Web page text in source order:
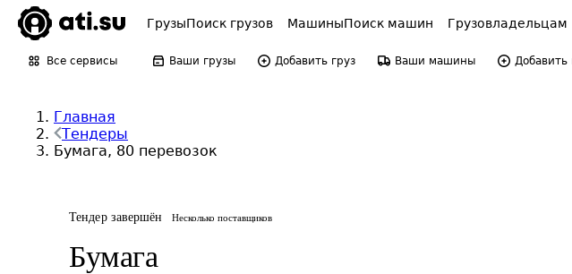
ГрузыПоиск грузов МашиныПоиск машин Грузовладельцам
Все сервисы Ваши грузы Добавить груз Ваши машины
Главная
Тендеры
Бумага, 80 перевозок
Тендер завершён Несколько поставщиков
Бумага